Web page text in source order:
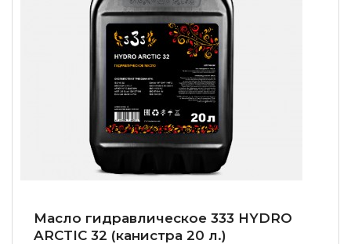
Масло гидравлическое 333 HYDRO
ARCTIC 32 (канистра 20 л.)